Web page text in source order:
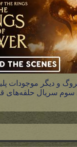
و دیگر موجودات
سریال حلقه‌های